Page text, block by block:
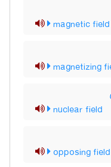
magnetic field
magnetizing
nuclear field
opposing field